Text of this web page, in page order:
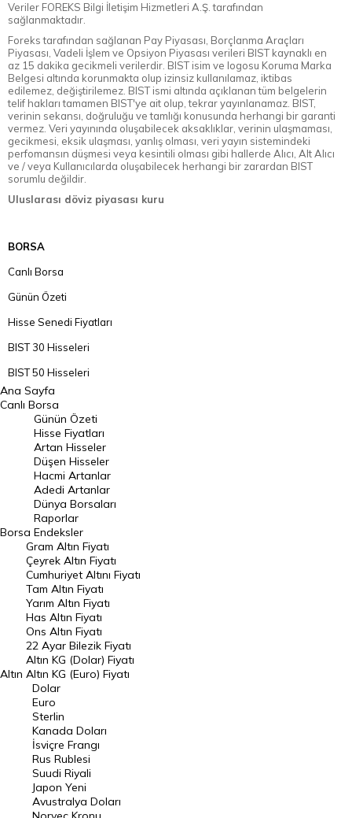
Veriler FOREKS Bilgi İletişim Hizmetleri A.Ş. tarafından
sağlanmaktadır.
Foreks tarafından sağlanan Pay Piyasası, Borçlanma Araçları
Piyasası, Vadeli İşlem ve Opsiyon Piyasası verileri BIST kaynaklı en
az 15 dakika gecikmeli verilerdir. BIST isim ve logosu Koruma Marka
Belgesi altında korunmakta olup izinsiz kullanılamaz, iktibas
edilemez, değiştirilemez. BIST ismi altında açıklanan tüm belgelerin
telif hakları tamamen BIST'ye ait olup, tekrar yayınlanamaz. BIST,
verinin sekansı, doğruluğu ve tamlığı konusunda herhangi bir garanti
vermez. Veri yayınında oluşabilecek aksaklıklar, verinin ulaşmaması,
gecikmesi, eksik ulaşması, yanlış olması, veri yayın sistemindeki
perfomansın düşmesi veya kesintili olması gibi hallerde Alıcı, Alt Alıcı
ve / veya Kullanıcılarda oluşabilecek herhangi bir zarardan BIST
sorumlu değildir.
Uluslarası döviz piyasası kuru
BORSA
Canlı Borsa
Günün Özeti
Hisse Senedi Fiyatları
BIST 30 Hisseleri
BIST 50 Hisseleri
BIST 100 Hisseleri
En Çok Artan Hisseler
En Çok Düşen Hisseler
Hacmi Artanlar
Geçmiş Kapanışlar
Dünya Borsaları
Raporlar
Endeksler
DÖVİZ
Döviz Kuru
Dolar Kuru
Euro Kuru
Pound Kuru
Frank Kuru
Riyal Kuru
Avustralya Doları
Danimarka Kronu Kuru
Ana Sayfa
Canlı Borsa
Borsa
Günün Özeti
Hisse Fiyatları
Artan Hisseler
Düşen Hisseler
Hacmi Artanlar
Adedi Artanlar
Dünya Borsaları
Raporlar
Endeksler
Altın
Gram Altın Fiyatı
Çeyrek Altın Fiyatı
Cumhuriyet Altını Fiyatı
Tam Altın Fiyatı
Yarım Altın Fiyatı
Has Altın Fiyatı
Ons Altın Fiyatı
22 Ayar Bilezik Fiyatı
Altın KG (Dolar) Fiyatı
Altın KG (Euro) Fiyatı
Dolar
Euro
Sterlin
Kanada Doları
İsviçre Frangı
Rus Rublesi
Suudi Riyali
Japon Yeni
Avustralya Doları